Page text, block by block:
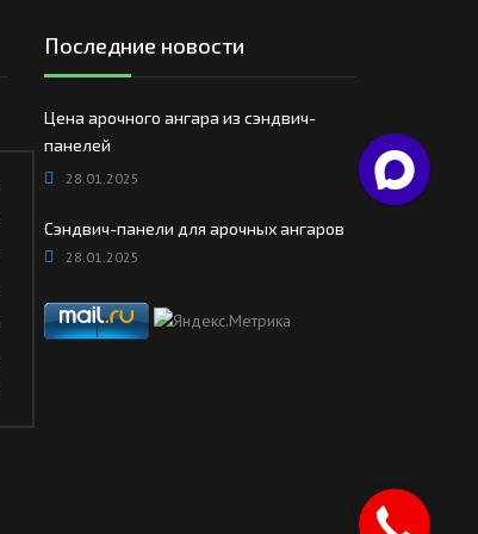
Последние новости
Цена арочного ангара из сэндвич-
панелей
28.01.2025
Сэндвич-панели для арочных ангаров
28.01.2025